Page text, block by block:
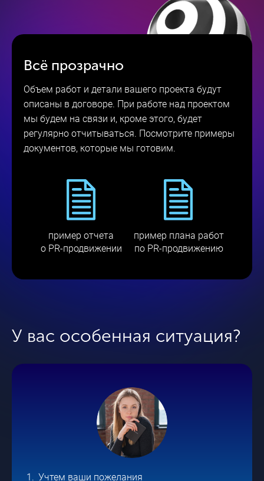
Консультации
пиарщиками
и маркетологами
Разработка или
корректировка
информационной
Разработка контент-плана
«визитных карточек»
ваших экспертов для
релевантных площадок
соцсетях, онлайн и офлайн
Всё прозрачно
Объем работ и детали вашего проекта будут
описаны в договоре. При работе над проектом
мы будем на связи и, кроме этого, будет
регулярно отчитываться. Посмотрите примеры
документов, которые мы готовим.
пример отчета
о PR-продвижении
пример плана работ
по PR-продвижению
У вас особенная ситуация?
Учтем ваши пожелания